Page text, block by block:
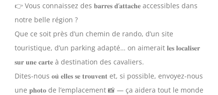
👉 Vous connaissez des 𝐛𝐚𝐫𝐫𝐞𝐬 𝐝’𝐚𝐭𝐭𝐚𝐜𝐡𝐞 accessibles dans
notre belle région ?
Que ce soit près d’un chemin de rando, d’un site
touristique, d’un parking adapté… on aimerait 𝐥𝐞𝐬 𝐥𝐨𝐜𝐚𝐥𝐢𝐬𝐞𝐫
𝐬𝐮𝐫 𝐮𝐧𝐞 𝐜𝐚𝐫𝐭𝐞 à destination des cavaliers.
Dites-nous 𝐨𝐮̀ 𝐞𝐥𝐥𝐞𝐬 𝐬𝐞 𝐭𝐫𝐨𝐮𝐯𝐞𝐧𝐭 et, si possible, envoyez-nous
une 𝐩𝐡𝐨𝐭𝐨 de l’emplacement 📸 — ça aidera tout le monde